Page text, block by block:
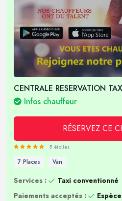
CENTRALE RESERVATION
Infos chauffeur
RÉSERVEZ CE
5 étoiles
7 Places Van
Services :
Taxi conventionné
Paiements acceptés :
Espèce